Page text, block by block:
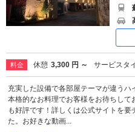
料金 休憩 3,300 円 ～ サービスタ
充実した設備で各部屋テーマが違う
本格的なお料理でお客様をお待ちして
も好評です！詳しくは公式サイトを
た。お好きな動画...